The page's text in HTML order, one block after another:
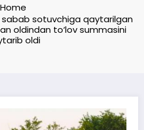
Home
sabab sotuvchiga qaytarilgan
oldindan to‘lov summasini
oldi